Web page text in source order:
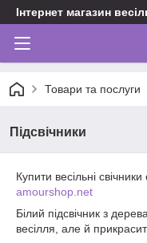
Інтернет магазин
Товари та послуги
Підсвічники
Купити весільні
amourshop.net
Білий підсвічник з
весілля, але й